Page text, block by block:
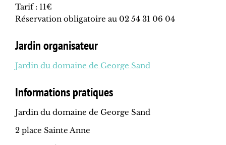
Tarif : 11€
Réservation obligatoire au 02 54 31 06 04
Jardin organisateur
Jardin du domaine de George Sand
Informations pratiques
Jardin du domaine de George Sand
2 place Sainte Anne